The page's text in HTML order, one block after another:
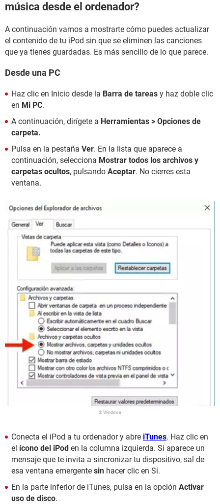
música desde el ordenador?
A continuación vamos a mostrarte cómo puedes actualizar
el contenido de tu iPod sin que se eliminen las canciones
que ya tienes guardadas. Es más sencillo de lo que parece.
Desde una PC
Haz clic en Inicio desde la Barra de tareas y haz doble clic
en Mi PC.
A continuación, dirígete a Herramientas > Opciones de
carpeta.
Pulsa en la pestaña Ver. En la lista que aparece a
continuación, selecciona Mostrar todos los archivos y
carpetas ocultos, pulsando Aceptar. No cierres esta
ventana.
© Windows
Conecta el iPod a tu ordenador y abre iTunes. Haz clic en
el ícono del iPod en la columna izquierda. Si aparece un
mensaje que te invita a sincronizar tu dispositivo, sal de
esa ventana emergente sin hacer clic en Sí.
En la parte inferior de iTunes, pulsa en la opción Activar
uso de disco.